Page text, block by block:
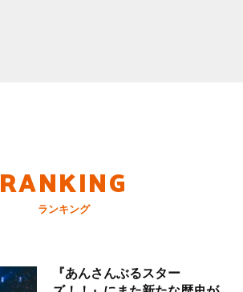
RANKING
ランキング
『あんさんぶるスター